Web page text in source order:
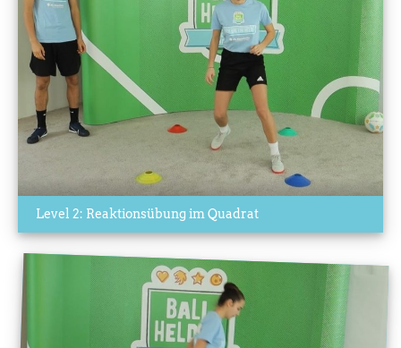
Level 2: Reaktionsübung im Quadrat